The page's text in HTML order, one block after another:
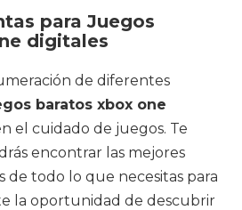
para Juegos
digitales
de diferentes
baratos xbox one
el cuidado de juegos. Te
encontrar las mejores
de todo lo que necesitas para
la oportunidad de descubrir